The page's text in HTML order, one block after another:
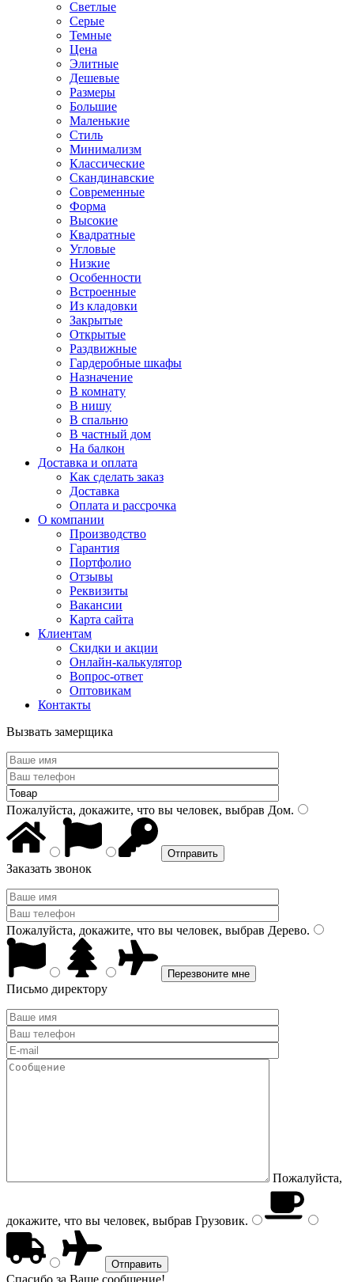
Светлые
Серые
Темные
Цена
Элитные
Дешевые
Размеры
Большие
Маленькие
Стиль
Минимализм
Классические
Скандинавские
Современные
Форма
Высокие
Квадратные
Угловые
Низкие
Особенности
Встроенные
Из кладовки
Закрытые
Открытые
Раздвижные
Гардеробные шкафы
Назначение
В комнату
В нишу
В спальню
В частный дом
На балкон
Доставка и оплата
Как сделать заказ
Доставка
Оплата и рассрочка
О компании
Производство
Гарантия
Портфолио
Отзывы
Реквизиты
Вакансии
Карта сайта
Клиентам
Скидки и акции
Онлайн-калькулятор
Вопрос-ответ
Оптовикам
Контакты
Вызвать замерщика
Пожалуйста, докажите, что вы человек, выбрав Дом.
Заказать звонок
Пожалуйста, докажите, что вы человек, выбрав Дерево.
Письмо директору
Пожалуйста,
докажите, что вы человек, выбрав Грузовик.
Спасибо за Ваше сообщение!